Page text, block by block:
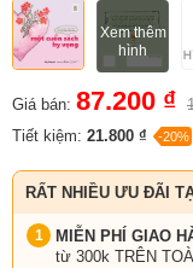
Xem thêm
hình
Giá bán: 87.200 ₫
Tiết kiệm: 21.800 ₫ -20%
RẤT NHIỀU ƯU ĐÃI
MIỄN PHÍ GIAO
từ 300k TRÊN